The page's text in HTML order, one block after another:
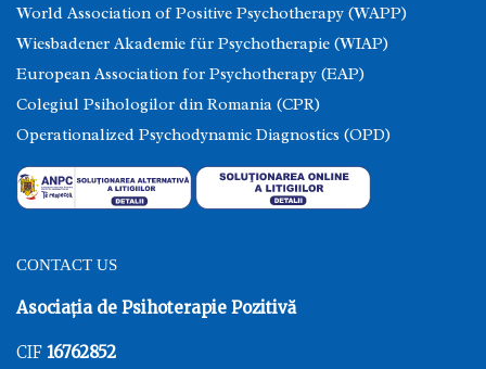
World Association of Positive Psychotherapy (WAPP)
Wiesbadener Akademie für Psychotherapie (WIAP)
European Association for Psychotherapy (EAP)
Colegiul Psihologilor din Romania (CPR)
Operationalized Psychodynamic Diagnostics (OPD)
CONTACT US
Asociația de Psihoterapie Pozitivă
CIF 16762852